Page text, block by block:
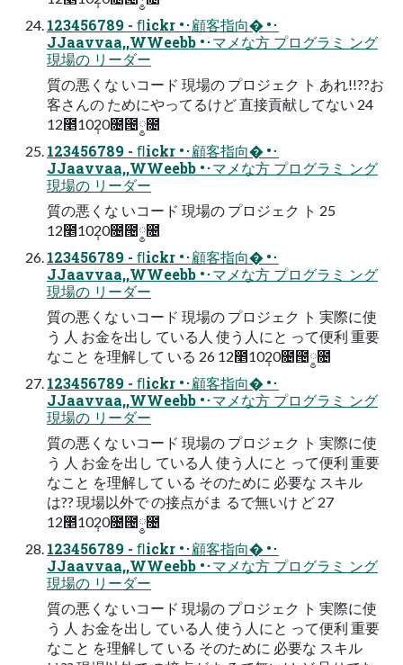
123456789 - ﬂickr •･顧客指向� •･
JJaavvaa,,WWeebb •･マメな方 プログラミ ング
現場の リーダー
質の悪くな いコード 現場の プロジェク ト あれ!!??お
客さんの ためにやってるけど 直接貢献してない 24
12೥10݄20೔౔༵೔
123456789 - ﬂickr •･顧客指向� •･
JJaavvaa,,WWeebb •･マメな方 プログラミ ング
現場の リーダー
質の悪くな いコード 現場の プロジェク ト 25
12೥10݄20೔౔༵೔
123456789 - ﬂickr •･顧客指向� •･
JJaavvaa,,WWeebb •･マメな方 プログラミ ング
現場の リーダー
質の悪くな いコード 現場の プロジェク ト 実際に使
う 人 お金を出し ている人 使う人にと って便利 重要
なこと を理解して いる 26 12೥10݄20೔౔༵೔
123456789 - ﬂickr •･顧客指向� •･
JJaavvaa,,WWeebb •･マメな方 プログラミ ング
現場の リーダー
質の悪くな いコード 現場の プロジェク ト 実際に使
う 人 お金を出し ている人 使う人にと って便利 重要
なこと を理解して いる そのために 必要な スキル
は?? 現場以外で の接点がま るで無いけ ど 27
12೥10݄20೔౔༵೔
123456789 - ﬂickr •･顧客指向� •･
JJaavvaa,,WWeebb •･マメな方 プログラミ ング
現場の リーダー
質の悪くな いコード 現場の プロジェク ト 実際に使
う 人 お金を出し ている人 使う人にと って便利 重要
なこと を理解して いる そのために 必要な スキル